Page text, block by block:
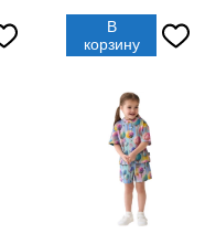
В
корзину